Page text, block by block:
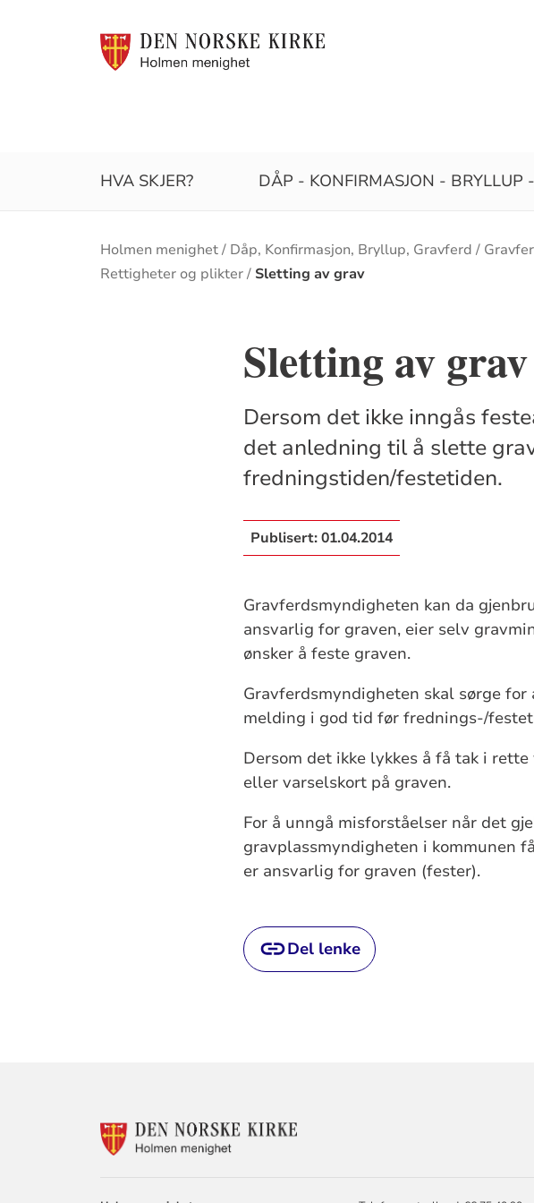
HVA SKJER? DÅP - KONFIRMASJON - BRYLLUP
Brødsmulesti
Holmen menighet Dåp, Konfirmasjon, Bryllup, Gravferd
Rettigheter og plikter
Sletting av grav
Sletting av grav
Dersom det ikke inngås
det anledning til å slette
fredningstiden/festetiden.
Publisert:01.04.2014
Gravferdsmyndigheten kan da
ansvarlig for graven, eier selv
ønsker å feste graven.
Gravferdsmyndigheten skal sørge
melding i god tid før frednings-/
Dersom det ikke lykkes å få tak i
eller varselskort på graven.
For å unngå misforståelser når det
gravplassmyndigheten i kommunen
er ansvarlig for graven (fester).
Del lenke
KONTAKTINFORMASJON